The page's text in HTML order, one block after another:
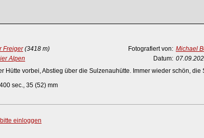
Freiger (3418 m) Fotografiert von: Michael
Alpen Datum:
Hütte vorbei, Abstieg über die Sulzenauhütte. Immer wieder schön, die
sec., 35 (52) mm
einloggen